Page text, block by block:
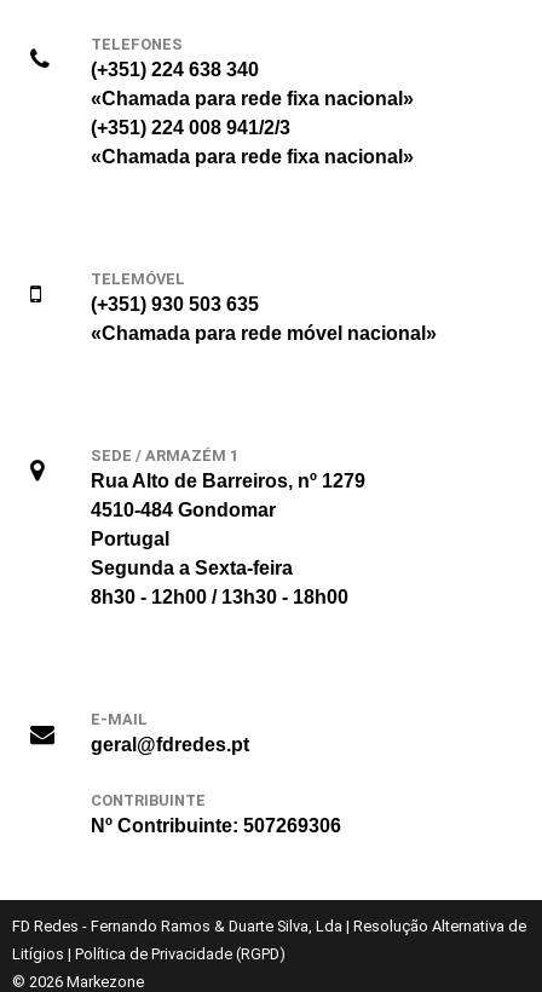
TELEFONES
(+351) 224 638 340
«Chamada para rede fixa nacional»
(+351) 224 008 941/2/3
«Chamada para rede fixa nacional»
TELEMÓVEL
(+351) 930 503 635
«Chamada para rede móvel nacional»
SEDE / ARMAZÉM 1
Rua Alto de Barreiros, nº 1279
4510-484 Gondomar
Portugal
Segunda a Sexta-feira
8h30 - 12h00 / 13h30 - 18h00
E-MAIL
geral@fdredes.pt
CONTRIBUINTE
Nº Contribuinte: 507269306
FD Redes - Fernando Ramos & Duarte Silva, Lda | Resolução Alternativa de
Litígios | Política de Privacidade (RGPD)
© 2026 Markezone